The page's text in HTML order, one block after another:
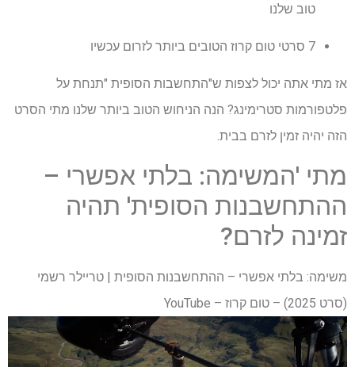
טוב שלנו
7 סרטי טום קרוז הטובים ביותר לזרום עכשיו
אז מתי אתה יכול לצפות ש"התחשבות הסופית "תנחת על
פלטפורמות סטרימינג? הנה הניחוש הטוב ביותר שלנו מתי הסרט
הזה יהיה זמין לזרם בבית.
מתי 'המשימה: בלתי אפשרי –
ההתחשבנות הסופית' תהיה
זמינה לזרם?
משימה: בלתי אפשרי – ההתחשבנות הסופית | טריילר רשמי
(סרט 2025) – טום קרוז – YouTube